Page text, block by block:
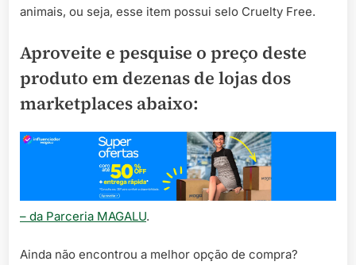
animais, ou seja, esse item possui selo Cruelty Free.
Aproveite e pesquise o preço deste
produto em dezenas de lojas dos
marketplaces abaixo:
– da Parceria MAGALU.
Ainda não encontrou a melhor opção de compra?